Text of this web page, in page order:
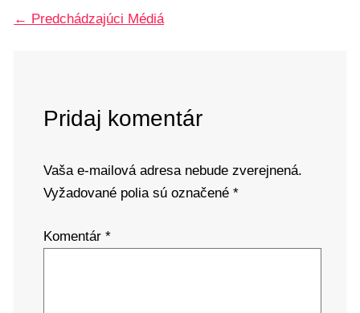
← Predchádzajúci Médiá
Pridaj komentár
Vaša e-mailová adresa nebude zverejnená.
Vyžadované polia sú označené *
Komentár *